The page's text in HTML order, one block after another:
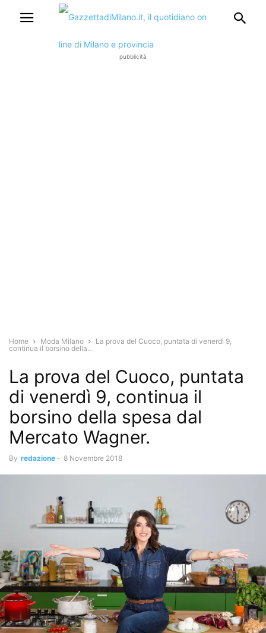
pubblicità
Home Moda Milano
La prova del Cuoco, puntata di venerdì 9,
continua il borsino della...
La prova del Cuoco, puntata
di venerdì 9, continua il
borsino della spesa dal
Mercato Wagner.
By redazione - 8 Novembre 2018